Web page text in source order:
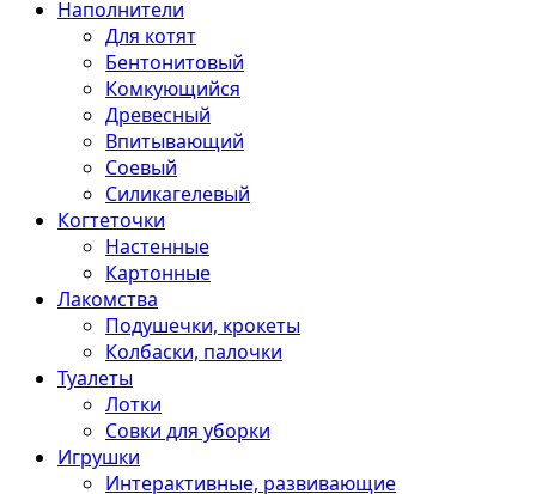
Наполнители
Для котят
Бентонитовый
Комкующийся
Древесный
Впитывающий
Соевый
Силикагелевый
Когтеточки
Настенные
Картонные
Лакомства
Подушечки, крокеты
Колбаски, палочки
Туалеты
Лотки
Совки для уборки
Игрушки
Интерактивные, развивающие